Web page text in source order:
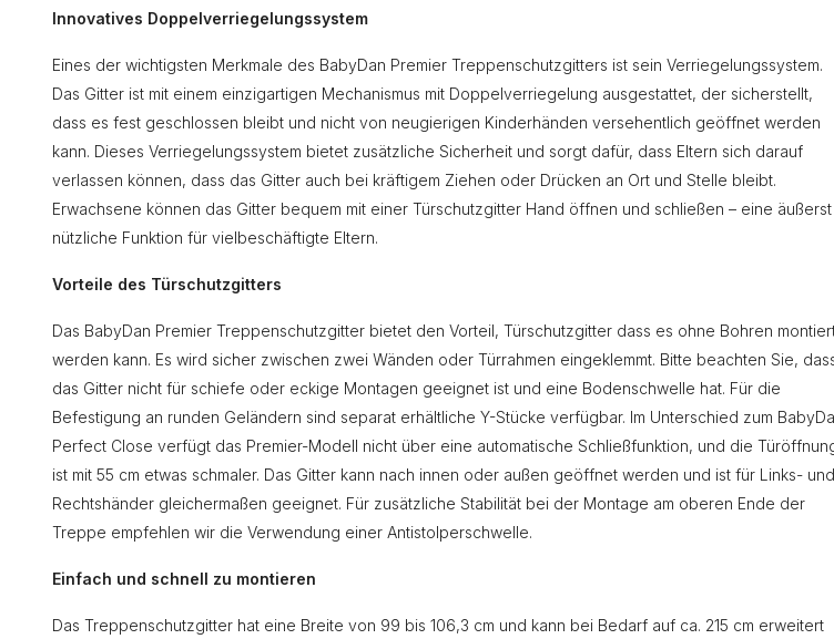
Innovatives Doppelverriegelungssystem
Eines der wichtigsten Merkmale des BabyDan Premier Treppenschutzgitters ist sein Verriegelungssystem.
Das Gitter ist mit einem einzigartigen Mechanismus mit Doppelverriegelung ausgestattet, der sicherstellt,
dass es fest geschlossen bleibt und nicht von neugierigen Kinderhänden versehentlich geöffnet werden
kann. Dieses Verriegelungssystem bietet zusätzliche Sicherheit und sorgt dafür, dass Eltern sich darauf
verlassen können, dass das Gitter auch bei kräftigem Ziehen oder Drücken an Ort und Stelle bleibt.
Erwachsene können das Gitter bequem mit einer Türschutzgitter Hand öffnen und schließen – eine äußerst
nützliche Funktion für vielbeschäftigte Eltern.
Vorteile des Türschutzgitters
Das BabyDan Premier Treppenschutzgitter bietet den Vorteil, Türschutzgitter dass es ohne Bohren
werden kann. Es wird sicher zwischen zwei Wänden oder Türrahmen eingeklemmt. Bitte beachten Sie,
das Gitter nicht für schiefe oder eckige Montagen geeignet ist und eine Bodenschwelle hat. Für die
Befestigung an runden Geländern sind separat erhältliche Y-Stücke verfügbar. Im Unterschied zum
Perfect Close verfügt das Premier-Modell nicht über eine automatische Schließfunktion, und die
ist mit 55 cm etwas schmaler. Das Gitter kann nach innen oder außen geöffnet werden und ist für Links- und
Rechtshänder gleichermaßen geeignet. Für zusätzliche Stabilität bei der Montage am oberen Ende der
Treppe empfehlen wir die Verwendung einer Antistolperschwelle.
Einfach und schnell zu montieren
Das Treppenschutzgitter hat eine Breite von 99 bis 106,3 cm und kann bei Bedarf auf ca. 215 cm erweitert